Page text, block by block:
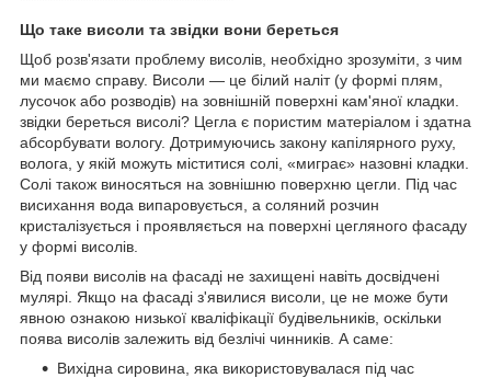
Що таке висоли та звідки вони береться
Щоб розв'язати проблему висолів, необхідно зрозуміти, з чим
ми маємо справу. Висоли — це білий наліт (у формі плям,
лусочок або розводів) на зовнішній поверхні кам'яної кладки.
звідки береться висолі? Цегла є пористим матеріалом і здатна
абсорбувати вологу. Дотримуючись закону капілярного руху,
волога, у якій можуть міститися солі, «миграє» назовні кладки.
Солі також виносяться на зовнішню поверхню цегли. Під час
висихання вода випаровується, а соляний розчин
кристалізується і проявляється на поверхні цегляного фасаду
у формі висолів.
Від появи висолів на фасаді не захищені навіть досвідчені
мулярі. Якщо на фасаді з'явилися висоли, це не може бути
явною ознакою низької кваліфікації будівельників, оскільки
поява висолів залежить від безлічі чинників. А саме:
Вихідна сировина, яка використовувалася під час